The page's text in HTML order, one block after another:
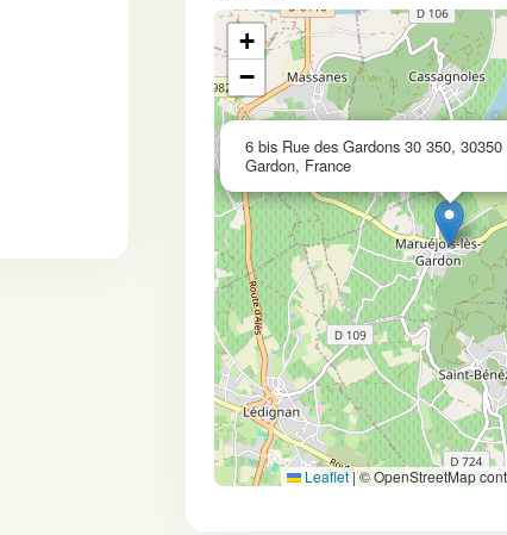
6 bis Rue des Gardons 30 350, 30350
Gardon, France
+
−
Leaflet |© OpenStreetMap